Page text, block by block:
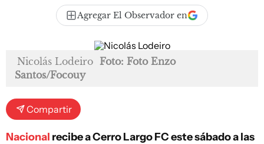
Agregar El Observador en
Nicolás Lodeiro Foto: Foto Enzo
Santos/Focouy
Compartir
Nacional recibe a Cerro Largo FC este sábado a las